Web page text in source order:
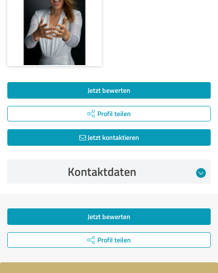
Jetzt bewerten
Profil teilen
Jetzt kontaktieren
Kontaktdaten
Jetzt bewerten
Profil teilen